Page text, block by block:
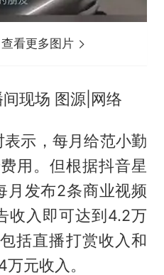
看更多图片
现场 图源|网络
示，每月给范小勤
用。但根据抖音星
月发布2条商业视频
收入即可达到4.2万
括直播打赏收入和
元收入。